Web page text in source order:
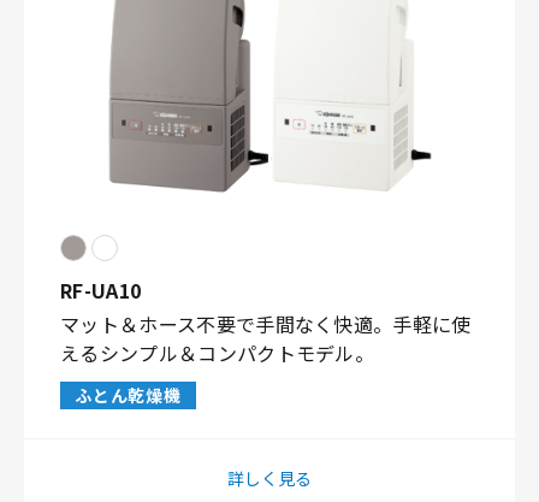
RF-UA10
マット＆ホース不要で手間なく快適。手軽に使
えるシンプル＆コンパクトモデル。
ふとん乾燥機
詳しく見る